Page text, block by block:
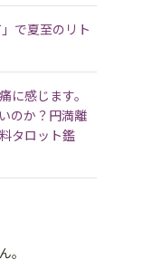
で夏至のリト
に感じます。
のか？円満離
タロット鑑
。